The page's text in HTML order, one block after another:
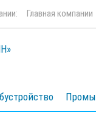
Главная компании